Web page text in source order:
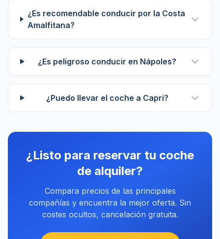
¿Es recomendable conducir por la Costa
Amalfitana?
¿Es peligroso conducir en Nápoles?
¿Puedo llevar el coche a Capri?
¿Listo para reservar tu coche
de alquiler?
Compara precios de las principales
compañías y encuentra la mejor oferta. Sin
costes ocultos, cancelación gratuita.